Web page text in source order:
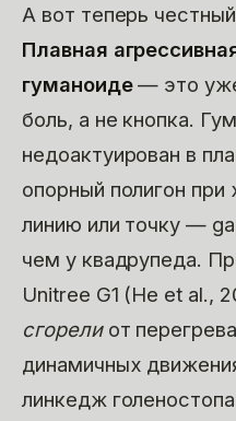
А вот теперь
Плавная
гуманоиде— это уже
боль, а не кнопка.
недоактуирован в
опорный полигон
линию или точку —
чем у квадрупеда.
Unitree G1 (He et al.,
сгорелиот
динамичных
линкедж